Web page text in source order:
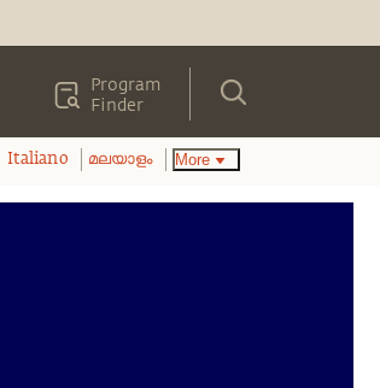
Program
Finder
Italiano മലയാളം More